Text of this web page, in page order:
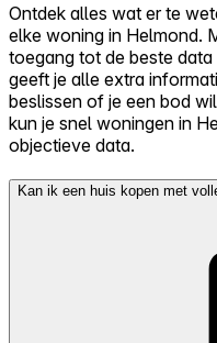
Ontdek alles wat er te
elke woning in Helmond.
toegang tot de beste
geeft je alle extra
beslissen of je een bod
kun je snel woningen in
objectieve data.
Kan ik een huis kopen met